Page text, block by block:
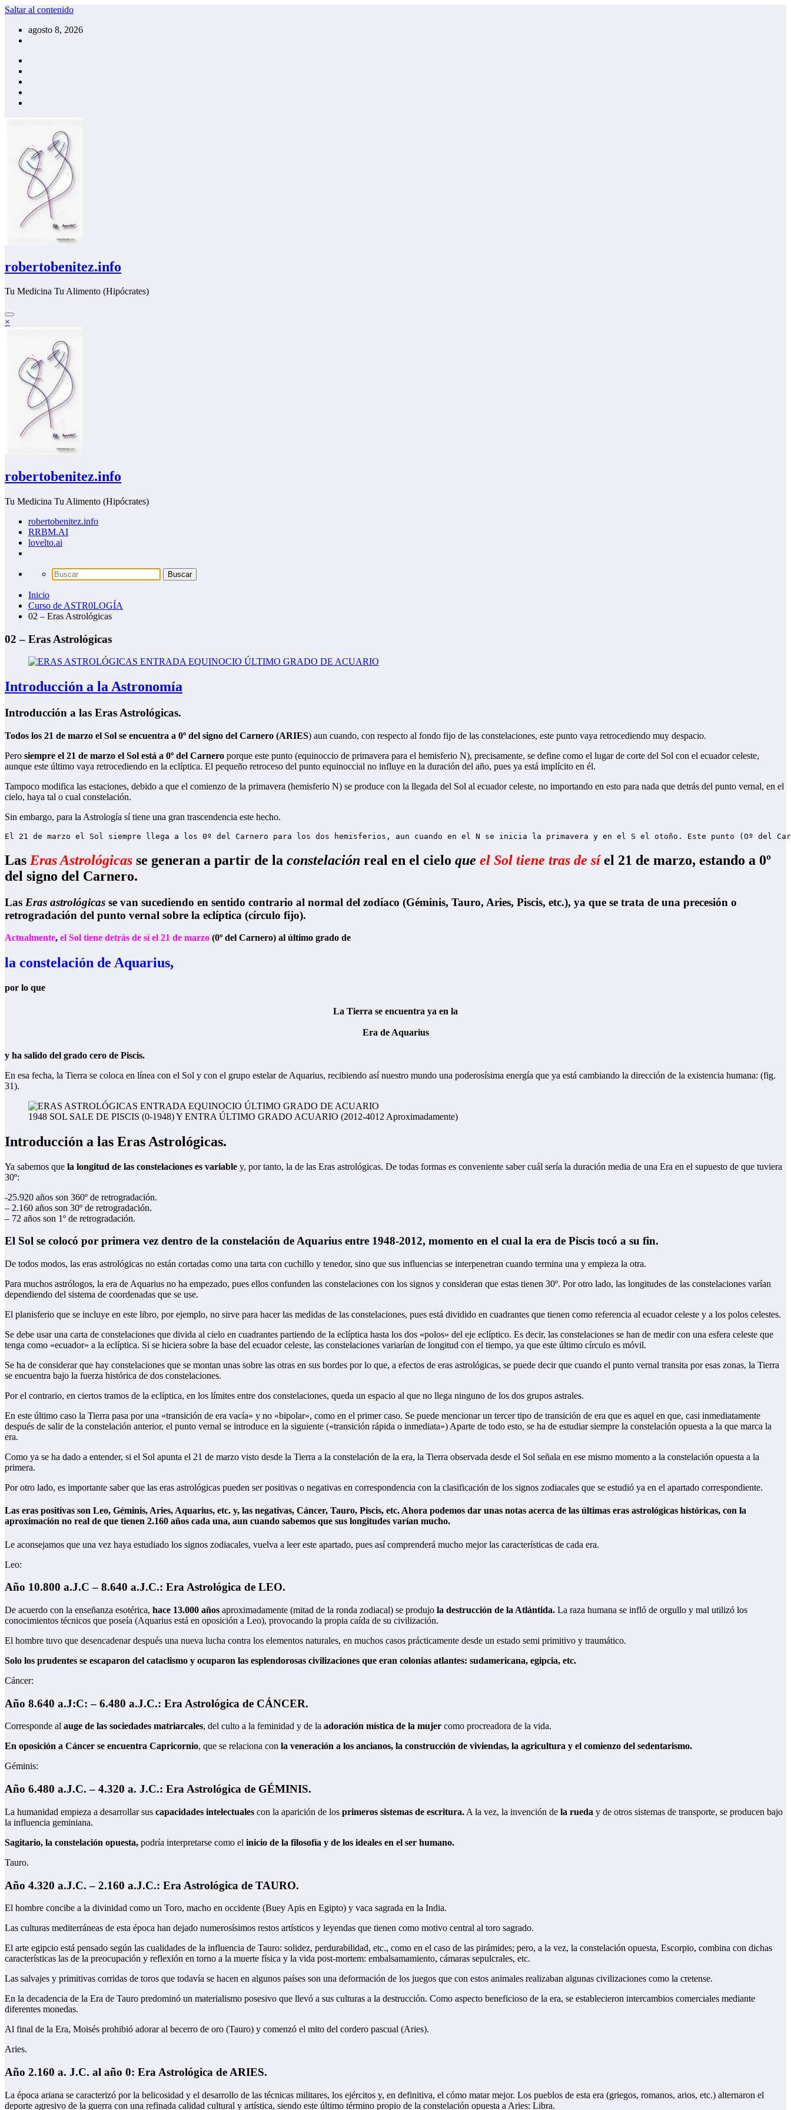
Saltar al contenido
agosto 8, 2026
robertobenitez.info
Tu Medicina Tu Alimento (Hipócrates)
×
robertobenitez.info
Tu Medicina Tu Alimento (Hipócrates)
robertobenitez.info
RRBM.AI
lovelto.ai
Inicio
Curso de ASTR0LOGÍA
02 – Eras Astrológicas
02 – Eras Astrológicas
Introducción a la Astronomía
Introducción a las Eras Astrológicas.
Todos los 21 de marzo el Sol se encuentra a 0º del signo del Carnero (ARIES) aun cuando, con respecto al fondo fijo de las constelaciones, este punto vaya retrocediendo muy despacio.
Pero siempre el 21 de marzo el Sol está a 0º del Carnero porque este punto (equinoccio de primavera para el hemisferio N), precisamente, se define como el lugar de corte del Sol con el ecuador celeste,
aunque este último vaya retrocediendo en la eclíptica. El pequeño retroceso del punto equinoccial no influye en la duración del año, pues ya está implícito en él.
Tampoco modifica las estaciones, debido a que el comienzo de la primavera (hemisferio N) se produce con la llegada del Sol al ecuador celeste, no importando en esto para nada que detrás del punto vernal, en el
cielo, haya tal o cual constelación.
Sin embargo, para la Astrología sí tiene una gran trascendencia este hecho.
El 21 de marzo el Sol siempre llega a los 0º del Carnero para los dos hemisferios, aun cuando en el N se inicia la primavera y en el S el otoño. Este punto (Oº del
Las Eras Astrológicas se generan a partir de la constelación real en el cielo que el Sol tiene tras de síel 21 de marzo, estando a 0º
del signo del Carnero.
Las Eras astrológicas se van sucediendo en sentido contrario al normal del zodíaco (Géminis, Tauro, Aries, Piscis, etc.), ya que se trata de una precesión o
retrogradación del punto vernal sobre la eclíptica (círculo fijo).
Actualmente, el Sol tiene detrás de sí el 21 de marzo (0º del Carnero) al último grado de
la constelación de Aquarius,
por lo que
La Tierra se encuentra ya en la
Era de Aquarius
y ha salido del grado cero de Piscis.
En esa fecha, la Tierra se coloca en línea con el Sol y con el grupo estelar de Aquarius, recibiendo así nuestro mundo una poderosísima energía que ya está cambiando la dirección de la existencia humana: (fig.
31).
1948 SOL SALE DE PISCIS (0-1948) Y ENTRA ÚLTIMO GRADO ACUARIO (2012-4012 Aproximadamente)
Introducción a las Eras Astrológicas.
Ya sabemos que la longitud de las constelaciones es variable y, por tanto, la de las Eras astrológicas. De todas formas es conveniente saber cuál sería la duración media de una Era en el supuesto de que tuviera
30º:
-25.920 años son 360º de retrogradación.
– 2.160 años son 30º de retrogradación.
– 72 años son 1º de retrogradación.
El Sol se colocó por primera vez dentro de la constelación de Aquarius entre 1948-2012, momento en el cual la era de Piscis tocó a su fin.
De todos modos, las eras astrológicas no están cortadas como una tarta con cuchillo y tenedor, sino que sus influencias se interpenetran cuando termina una y empieza la otra.
Para muchos astrólogos, la era de Aquarius no ha empezado, pues ellos confunden las constelaciones con los signos y consideran que estas tienen 30º. Por otro lado, las longitudes de las constelaciones varían
dependiendo del sistema de coordenadas que se use.
El planisferio que se incluye en este libro, por ejemplo, no sirve para hacer las medidas de las constelaciones, pues está dividido en cuadrantes que tienen como referencia al ecuador celeste y a los polos celestes.
Se debe usar una carta de constelaciones que divida al cielo en cuadrantes partiendo de la eclíptica hasta los dos «polos» del eje eclíptico. Es decir, las constelaciones se han de medir con una esfera celeste que
tenga como «ecuador» a la eclíptica. Si se hiciera sobre la base del ecuador celeste, las constelaciones variarían de longitud con el tiempo, ya que este último círculo es móvil.
Se ha de considerar que hay constelaciones que se montan unas sobre las otras en sus bordes por lo que, a efectos de eras astrológicas, se puede decir que cuando el punto vernal transita por esas zonas, la Tierra
se encuentra bajo la fuerza histórica de dos constelaciones.
Por el contrario, en ciertos tramos de la eclíptica, en los límites entre dos constelaciones, queda un espacio al que no llega ninguno de los dos grupos astrales.
En este último caso la Tierra pasa por una «transición de era vacía» y no «bipolar», como en el primer caso. Se puede mencionar un tercer tipo de transición de era que es aquel en que, casi inmediatamente
después de salir de la constelación anterior, el punto vernal se introduce en la siguiente («transición rápida o inmediata») Aparte de todo esto, se ha de estudiar siempre la constelación opuesta a la que marca la
era.
Como ya se ha dado a entender, si el Sol apunta el 21 de marzo visto desde la Tierra a la constelación de la era, la Tierra observada desde el Sol señala en ese mismo momento a la constelación opuesta a la
primera.
Por otro lado, es importante saber que las eras astrológicas pueden ser positivas o negativas en correspondencia con la clasificación de los signos zodiacales que se estudió ya en el apartado correspondiente.
Las eras positivas son Leo, Géminis, Aries, Aquarius, etc. y, las negativas, Cáncer, Tauro, Piscis, etc. Ahora podemos dar unas notas acerca de las últimas eras astrológicas históricas, con la
aproximación no real de que tienen 2.160 años cada una, aun cuando sabemos que sus longitudes varían mucho.
Le aconsejamos que una vez haya estudiado los signos zodiacales, vuelva a leer este apartado, pues así comprenderá mucho mejor las características de cada era.
Leo:
Año 10.800 a.J.C – 8.640 a.J.C.: Era Astrológica de LEO.
De acuerdo con la enseñanza esotérica, hace 13.000 años aproximadamente (mitad de la ronda zodiacal) se produjo la destrucción de la Atlántida. La raza humana se infló de orgullo y mal utilizó los
conocimientos técnicos que poseía (Aquarius está en oposición a Leo), provocando la propia caída de su civilización.
El hombre tuvo que desencadenar después una nueva lucha contra los elementos naturales, en muchos casos prácticamente desde un estado semi primitivo y traumático.
Solo los prudentes se escaparon del cataclismo y ocuparon las esplendorosas civilizaciones que eran colonias atlantes: sudamericana, egipcia, etc.
Cáncer:
Año 8.640 a.J:C: – 6.480 a.J.C.: Era Astrológica de CÁNCER.
Corresponde al auge de las sociedades matriarcales, del culto a la feminidad y de la adoración mística de la mujer como procreadora de la vida.
En oposición a Cáncer se encuentra Capricornio, que se relaciona con la veneración a los ancianos, la construcción de viviendas, la agricultura y el comienzo del sedentarismo.
Géminis:
Año 6.480 a.J.C. – 4.320 a. J.C.: Era Astrológica de GÉMINIS.
La humanidad empieza a desarrollar sus capacidades intelectuales con la aparición de los primeros sistemas de escritura. A la vez, la invención de la rueda y de otros sistemas de transporte, se producen bajo
la influencia geminiana.
Sagitario, la constelación opuesta, podría interpretarse como el inicio de la filosofía y de los ideales en el ser humano.
Tauro.
Año 4.320 a.J.C. – 2.160 a.J.C.: Era Astrológica de TAURO.
El hombre concibe a la divinidad como un Toro, macho en occidente (Buey Apis en Egipto) y vaca sagrada en la India.
Las culturas mediterráneas de esta época han dejado numerosísimos restos artísticos y leyendas que tienen como motivo central al toro sagrado.
El arte egipcio está pensado según las cualidades de la influencia de Tauro: solidez, perdurabilidad, etc., como en el caso de las pirámides; pero, a la vez, la constelación opuesta, Escorpio, combina con dichas
características las de la preocupación y reflexión en torno a la muerte física y la vida post-mortem: embalsamamiento, cámaras sepulcrales, etc.
Las salvajes y primitivas corridas de toros que todavía se hacen en algunos países son una deformación de los juegos que con estos animales realizaban algunas civilizaciones como la cretense.
En la decadencia de la Era de Tauro predominó un materialismo posesivo que llevó a sus culturas a la destrucción. Como aspecto beneficioso de la era, se establecieron intercambios comerciales mediante
diferentes monedas.
Al final de la Era, Moisés prohibió adorar al becerro de oro (Tauro) y comenzó el mito del cordero pascual (Aries).
Aries.
Año 2.160 a. J.C. al año 0: Era Astrológica de ARIES.
La época ariana se caracterizó por la belicosidad y el desarrollo de las técnicas militares, los ejércitos y, en definitiva, el cómo matar mejor. Los pueblos de esta era (griegos, romanos, arios, etc.) alternaron el
deporte agresivo de la guerra con una refinada calidad cultural y artística, siendo este último término propio de la constelación opuesta a Aries: Libra.